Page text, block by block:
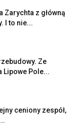
Zarychta z główną
I to nie...
Ze
Lipowe Pole...
ceniony zespół,